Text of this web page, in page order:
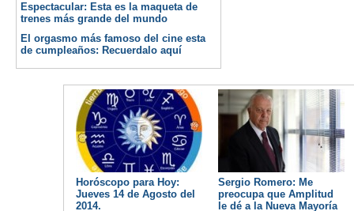
Espectacular: Esta es la maqueta de
trenes más grande del mundo
El orgasmo más famoso del cine esta
de cumpleaños: Recuerdalo aquí
Horóscopo para Hoy:
Jueves 14 de Agosto del
2014.
Sergio Romero: Me
preocupa que Amplitud
le dé a la Nueva Mayoría